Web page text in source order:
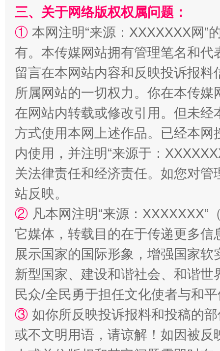
解纷+调解+退费，一次搞定
三、关于网络版权权属问题：
① 本网注明“来源：XXXXXXX网”
有。本传媒网站拥有管理笔名和
留言在本网站内容和反映投诉报
所属网站的一切权力。你在本传
在网站内转载或修改引用。但未
方式使用本网上述作品。已经本
内使用，并注明“来源于：
关法律责任和经济责任。如您对
站反映。
② 凡本网注明“来源：
它媒体，转载目的在于传递更多
展示国家的国际形象，增强国家
新型国家、建设和谐社会、和谐
民众/全民勇于担任文化使者与和
③ 如你所反映投诉报料和投稿的
或不文明用语，请谅解！如因被